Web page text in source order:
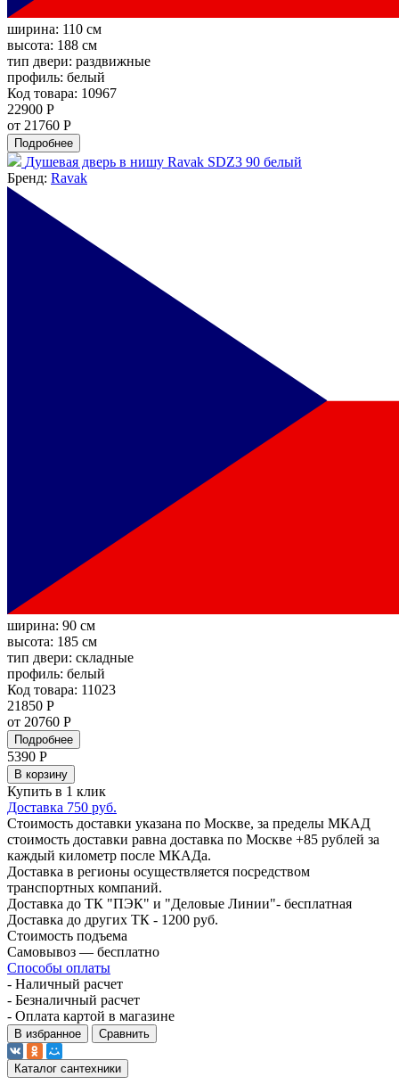
ширина: 110 см
высота: 188 см
тип двери: раздвижные
профиль: белый
Код товара: 10967
22900 Р
от 21760 Р
Подробнее
Душевая дверь в нишу Ravak SDZ3 90 белый
Бренд: Ravak
ширина: 90 см
высота: 185 см
тип двери: складные
профиль: белый
Код товара: 11023
21850 Р
от 20760 Р
Подробнее
5390 Р
В корзину
Купить в 1 клик
Доставка 750 руб.
Стоимость доставки указана по Москве, за пределы МКАД
стоимость доставки равна доставка по Москве +85 рублей за
каждый километр после МКАДа.
Доставка в регионы осуществляется посредством
транспортных компаний.
Доставка до ТК "ПЭК" и "Деловые Линии"- бесплатная
Доставка до других ТК - 1200 руб.
Стоимость подъема
Самовывоз — бесплатно
Способы оплаты
- Наличный расчет
- Безналичный расчет
- Оплата картой в магазине
В избранное Сравнить
Каталог сантехники